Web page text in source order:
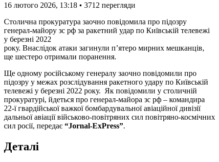
16 лютого 2026, 13:18 • 3712 перегляди
Столична прокуратура заочно повідомила про підозру
генерал-майору зс рф за ракетний удар по Київській телевежі
у березні 2022
року. Внаслідок атаки загинули п’ятеро мирних мешканців,
ще шестеро отримали поранення.
Ще одному російському генералу заочно повідомили про
підозру у межах розслідування ракетного удару по Київській
телевежі у березні 2022 року. Як повідомили у столичній
прокуратурі, йдеться про генерал-майора зс рф – командира
22-ї гвардійської важкої бомбардувальної авіаційної дивізії
дальньої авіації військово-повітряних сил повітряно-космічних
сил росії, передає “Jornal-ExPress”.
Деталі